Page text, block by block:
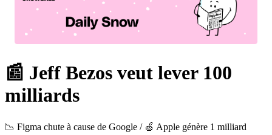
📰 Jeff Bezos veut lever 100
milliards
📉 Figma chute à cause de Google / 🍏 Apple génère 1 milliard